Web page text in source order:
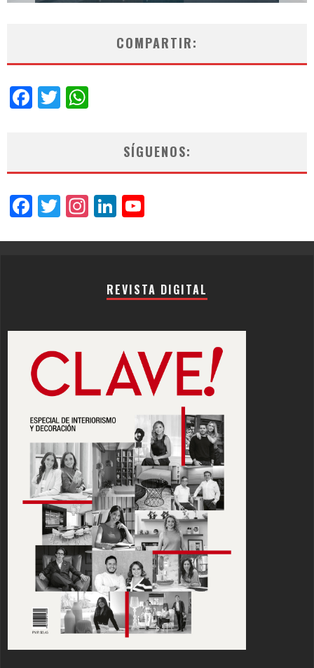
COMPARTIR:
Facebook
Twitter
SÍGUENOS:
Facebook
Twitter
Instagram
LinkedIn
REVISTA DIGITAL